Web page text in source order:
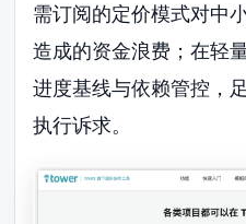
需订阅的定价模式对中
造成的资金浪费；在轻
进度基线与依赖管控，
执行诉求。